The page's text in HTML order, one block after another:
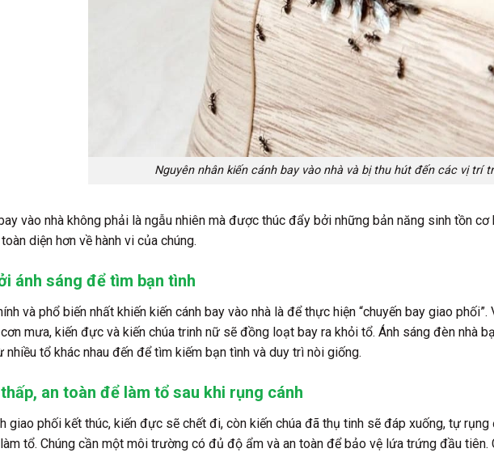
Nguyên nhân kiến cánh bay vào nhà và bị thu hút đến các vị trí
vào nhà không phải là ngẫu nhiên mà được thúc đẩy bởi những bản năng sinh tồn cơ
diện hơn về hành vi của chúng.
ánh sáng để tìm bạn tình
và phổ biến nhất khiến kiến cánh bay vào nhàlà để thực hiện “chuyến bay giao
mưa, kiến đực và kiến chúa trinh nữ sẽ đồng loạt bay ra khỏi tổ. Ánh sáng đèn nhà
nhiều tổ khác nhau đến để tìm kiếm bạn tình và duy trì nòi giống.
an toàn để làm tổ sau khi rụng cánh
giao phối kết thúc, kiến đực sẽ chết đi, còn kiến chúa đã thụ tinh sẽ đáp xuống, tự
tổ. Chúng cần một môi trường có đủ độ ẩm và an toàn để bảo vệ lứa trứng đầu tiên.